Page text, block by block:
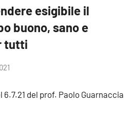
esigibile il
buono, sano e
tutti
6.7.21 del prof. Paolo Guarnaccia